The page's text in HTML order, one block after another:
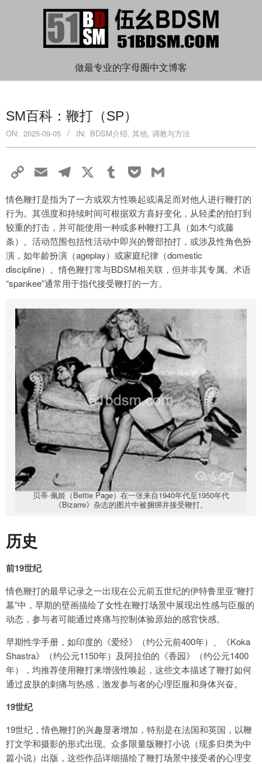
伍
幺
BDSM
做最专业的字母圈中文博客
Menu
SM百科：鞭打（SP）
ON: 2025-09-05 IN: BDSM介绍, 其他, 调教与方法
Copy
Link
EmailTelegram
X TumblrPocket
情色鞭打是指为了一方或双方性唤起或满足而对他人进行鞭打的
行为。其强度和持续时间可根据双方喜好变化，从轻柔的拍打到
较重的打击，并可能使用一种或多种鞭打工具（如木勺或藤
条）。活动范围包括性活动中即兴的臀部拍打，或涉及性角色扮
演，如年龄扮演（ageplay）或家庭纪律（domestic
discipline）。情色鞭打常与BDSM相关联，但并非其专属。术语
“spankee”通常用于指代接受鞭打的一方。
贝蒂·佩姬（Bettie Page）在一张来自1940年代至1950年代
《Bizarre》杂志的图片中被捆绑并接受鞭打。
历史
前19世纪
情色鞭打的最早记录之一出现在公元前五世纪的伊特鲁里亚“鞭打
墓”中，早期的壁画描绘了女性在鞭打场景中展现出性感与臣服的
动态，参与者可能通过疼痛与控制体验原始的感官快感。
早期性学手册，如印度的《爱经》（约公元前400年）、《Koka
Shastra》（约公元1150年）及阿拉伯的《香园》（约公元1400
年），均推荐使用鞭打来增强性唤起，这些文本描述了鞭打如何
通过皮肤的刺痛与热感，激发参与者的心理臣服和身体兴奋。
19世纪
19世纪，情色鞭打的兴趣显著增加，特别是在法国和英国，以鞭
打文学和摄影的形式出现。众多限量版鞭打小说（现多归类为中
篇小说）出版，这些作品详细描绘了鞭打场景中接受者的心理变